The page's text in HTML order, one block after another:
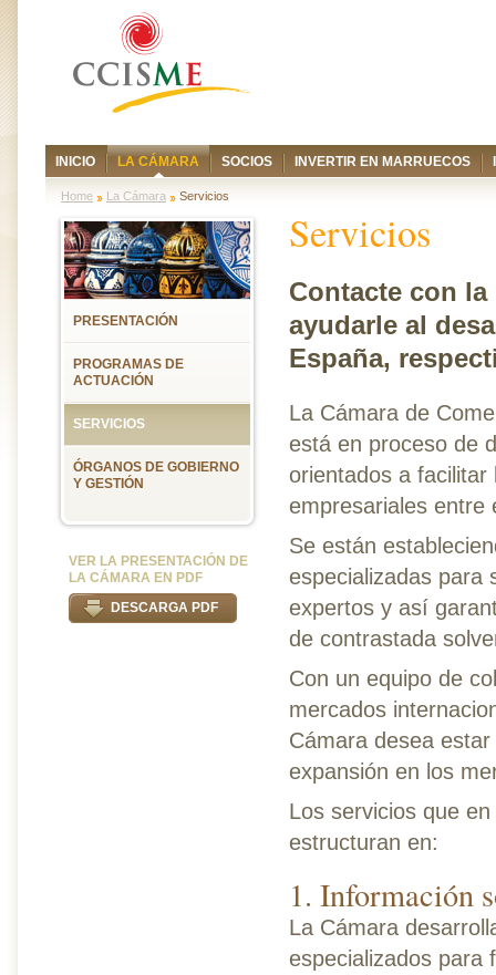
INICIO LA CÁMARA SOCIOS INVERTIR EN MARRUECOS
Home La Cámara Servicios
Servicios
Contacte con
ayudarle al
España,
La Cámara de
está en proceso de
orientados a facilitar
empresariales entre
Se están
especializadas para
expertos y así
de contrastada
Con un equipo de
mercados
Cámara desea
expansión en los
Los servicios que
estructuran en:
1. Información
La Cámara
especializados para
PRESENTACIÓN
PROGRAMAS DE
ACTUACIÓN
SERVICIOS
ÓRGANOS DE GOBIERNO
Y GESTIÓN
VER LA PRESENTACIÓN DE
LA CÁMARA EN PDF
DESCARGA PDF